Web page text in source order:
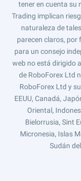
tener en cuenta su
Trading implican
naturaleza de
parecen claros, por
para un consejo
web no está dirigido
de RoboForex Ltd
RoboForex Ltd y
EEUU, Canadá,
Oriental,
Bielorrusia, Sint
Micronesia, Islas
Sudán